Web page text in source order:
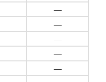
—
—
—
—
—